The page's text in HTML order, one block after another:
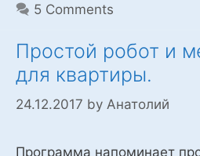
светодиодов
5 Comments
Простой робот и
для квартиры.
24.12.2017 by Анатолий
Программа напоминает